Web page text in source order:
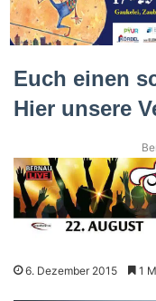
Euch einen
Hier unsere
6. Dezember 2015 1